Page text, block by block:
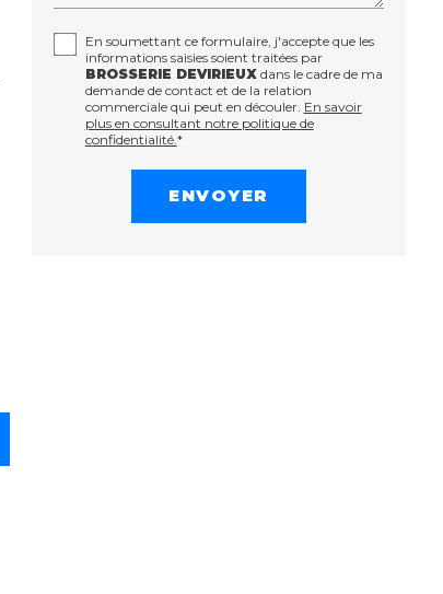
En soumettant ce formulaire, j'accepte que les
informations saisies soient traitées par
BROSSERIE DEVIRIEUXdans le cadre de ma
demande de contact et de la relation
commerciale qui peut en découler. En savoir
plus en consultant notre politique de
confidentialité.*